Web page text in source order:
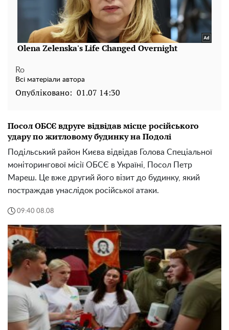
Ro
Всі матеріали автора
Опубліковано: 01.07 14:30
Посол ОБСЄ вдруге відвідав місце російського
удару по житловому будинку на Подолі
Подільський район Києва відвідав Голова Спеціальної
моніторингової місії ОБСЄ в Україні, Посол Петр
Мареш. Це вже другий його візит до будинку, який
постраждав унаслідок російської атаки.
09:40 08.08